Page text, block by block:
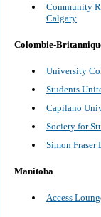
Community
Calgary
Colombie-
University
Students
Capilano
Society for
Simon
Manitoba
Access